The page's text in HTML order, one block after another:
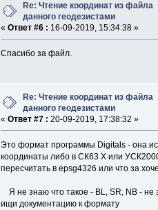
Re: Чтение координат из файла
данного геодезистами
« Ответ #6 : 16-09-2019, 15:34:38 »
Спасибо за файл.
Re: Чтение координат из файла
данного геодезистами
« Ответ #7 : 20-09-2019, 17:38:32 »
Это формат программы Digitals - она
координаты либо в СК63 X или
пересчитать в epsg4326 или что за
Я не знаю что такое - BL, SR, NB - не
ищи документацию к формату